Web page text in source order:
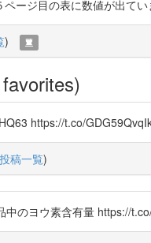
ージ目の表に数値が出て
)
https://t.co/
投稿一覧)
のヨウ素含有量 https://